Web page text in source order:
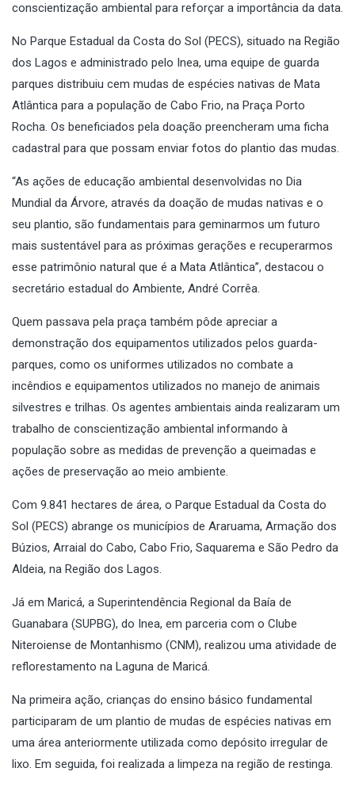
conscientização ambiental para reforçar a importância da data.
No Parque Estadual da Costa do Sol (PECS), situado na Região
dos Lagos e administrado pelo Inea, uma equipe de guarda
parques distribuiu cem mudas de espécies nativas de Mata
Atlântica para a população de Cabo Frio, na Praça Porto
Rocha. Os beneficiados pela doação preencheram uma ficha
cadastral para que possam enviar fotos do plantio das mudas.
“As ações de educação ambiental desenvolvidas no Dia
Mundial da Árvore, através da doação de mudas nativas e o
seu plantio, são fundamentais para geminarmos um futuro
mais sustentável para as próximas gerações e recuperarmos
esse patrimônio natural que é a Mata Atlântica”, destacou o
secretário estadual do Ambiente, André Corrêa.
Quem passava pela praça também pôde apreciar a
demonstração dos equipamentos utilizados pelos guarda-
parques, como os uniformes utilizados no combate a
incêndios e equipamentos utilizados no manejo de animais
silvestres e trilhas. Os agentes ambientais ainda realizaram um
trabalho de conscientização ambiental informando à
população sobre as medidas de prevenção a queimadas e
ações de preservação ao meio ambiente.
Com 9.841 hectares de área, o Parque Estadual da Costa do
Sol (PECS) abrange os municípios de Araruama, Armação dos
Búzios, Arraial do Cabo, Cabo Frio, Saquarema e São Pedro da
Aldeia, na Região dos Lagos.
Já em Maricá, a Superintendência Regional da Baía de
Guanabara (SUPBG), do Inea, em parceria com o Clube
Niteroiense de Montanhismo (CNM), realizou uma atividade de
reflorestamento na Laguna de Maricá.
Na primeira ação, crianças do ensino básico fundamental
participaram de um plantio de mudas de espécies nativas em
uma área anteriormente utilizada como depósito irregular de
lixo. Em seguida, foi realizada a limpeza na região de restinga.